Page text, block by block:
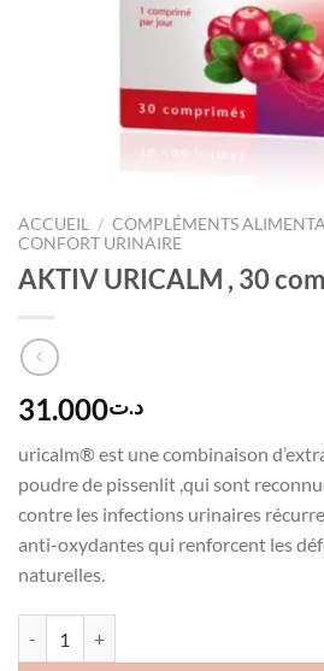
ACCUEIL / COMPLÉMENTS
CONFORT URINAIRE
AKTIV URICALM , 30
د.ت31.000
uricalm® est une combinaison
poudre de pissenlit ,qui sont
contre les infections urinaires
anti-oxydantes qui renforcent les
naturelles.